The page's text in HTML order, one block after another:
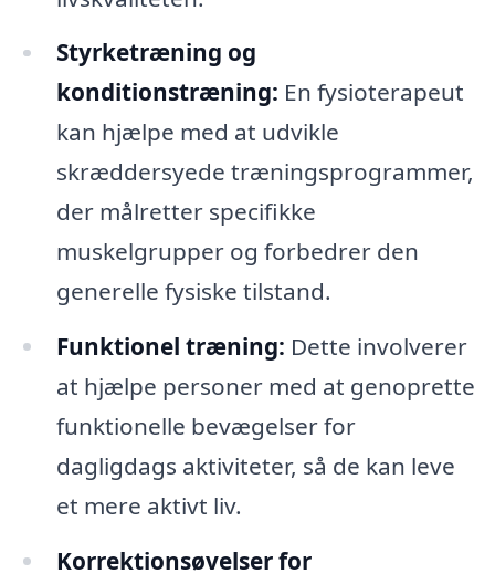
Styrketræning og
konditionstræning: En fysioterapeut
kan hjælpe med at udvikle
skræddersyede træningsprogrammer,
der målretter specifikke
muskelgrupper og forbedrer den
generelle fysiske tilstand.
Funktionel træning: Dette involverer
at hjælpe personer med at genoprette
funktionelle bevægelser for
dagligdags aktiviteter, så de kan leve
et mere aktivt liv.
Korrektionsøvelser for